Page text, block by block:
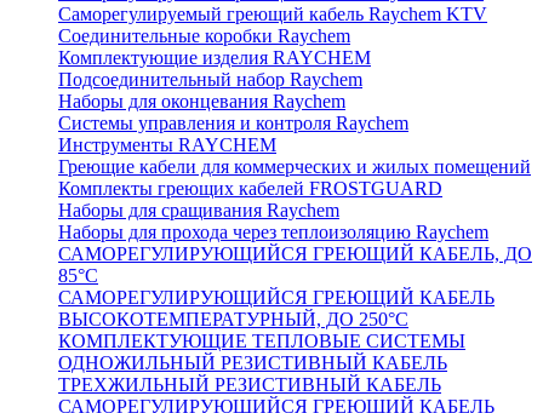
Саморегулируемый греющий кабель Raychem KTV
Соединительные коробки Raychem
Комплектующие изделия RAYCHEM
Подсоединительный набор Raychem
Наборы для оконцевания Raychem
Системы управления и контроля Raychem
Инструменты RAYCHEM
Греющие кабели для коммерческих и жилых помещений
Комплекты греющих кабелей FROSTGUARD
Наборы для сращивания Raychem
Наборы для прохода через теплоизоляцию Raychem
САМОРЕГУЛИРУЮЩИЙСЯ ГРЕЮЩИЙ КАБЕЛЬ, ДО
85°С
САМОРЕГУЛИРУЮЩИЙСЯ ГРЕЮЩИЙ КАБЕЛЬ
ВЫСОКОТЕМПЕРАТУРНЫЙ, ДО 250°С
КОМПЛЕКТУЮЩИЕ ТЕПЛОВЫЕ СИСТЕМЫ
ОДНОЖИЛЬНЫЙ РЕЗИСТИВНЫЙ КАБЕЛЬ
ТРЕХЖИЛЬНЫЙ РЕЗИСТИВНЫЙ КАБЕЛЬ
САМОРЕГУЛИРУЮЩИЙСЯ ГРЕЮЩИЙ КАБЕЛЬ